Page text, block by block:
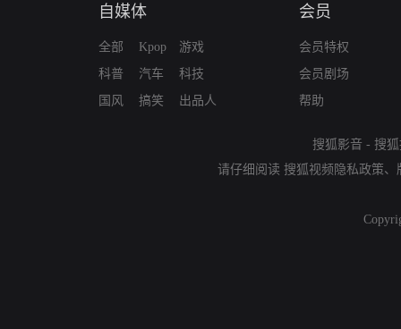
自媒体
全部
科普
国风
Kpop
汽车
搞笑
游戏
科技
出品人
会员
会员特权
会员剧场
帮助
搜狐影音 - 搜
请仔细阅读 搜狐视频隐私政策、